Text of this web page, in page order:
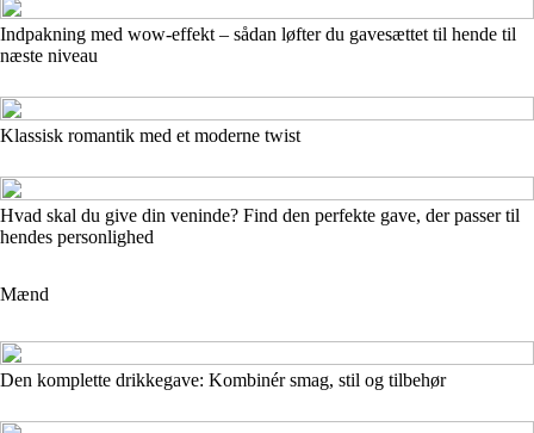
Indpakning med wow-effekt – sådan løfter du gavesættet til hende til
næste niveau
Klassisk romantik med et moderne twist
Hvad skal du give din veninde? Find den perfekte gave, der passer til
hendes personlighed
Mænd
Den komplette drikkegave: Kombinér smag, stil og tilbehør